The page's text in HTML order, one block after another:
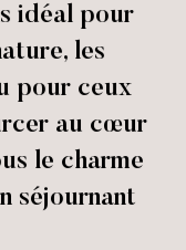
idéal pour
les
pour ceux
au cœur
le charme
séjournant